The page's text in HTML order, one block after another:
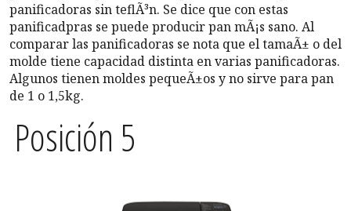
panificadoras sin teflÃ³n. Se dice que con estas
panificadpras se puede producir pan mÃ¡s sano. Al
comparar las panificadoras se nota que el tamaÃ± o del
molde tiene capacidad distinta en varias panificadoras.
Algunos tienen moldes pequeÃ±os y no sirve para pan
de 1 o 1,5kg.
Posición 5